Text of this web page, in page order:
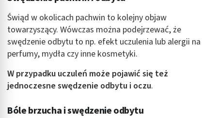
Świąd w okolicach pachwin to kolejny objaw
towarzyszący. Wówczas można podejrzewać, że
swędzenie odbytu to np. efekt uczulenia lub alergii na
perfumy, mydła czy inne kosmetyki.
W przypadku uczuleń może pojawić się też
jednoczesne swędzenie odbytu i oczu.
Bóle brzucha i swędzenie odbytu
Cele przetwarzania inne niż IAB:
Niezbędne
Wydajność (Performance)
Reklama / śledzenie